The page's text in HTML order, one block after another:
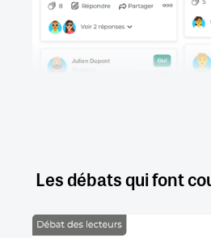
Les débats qui font